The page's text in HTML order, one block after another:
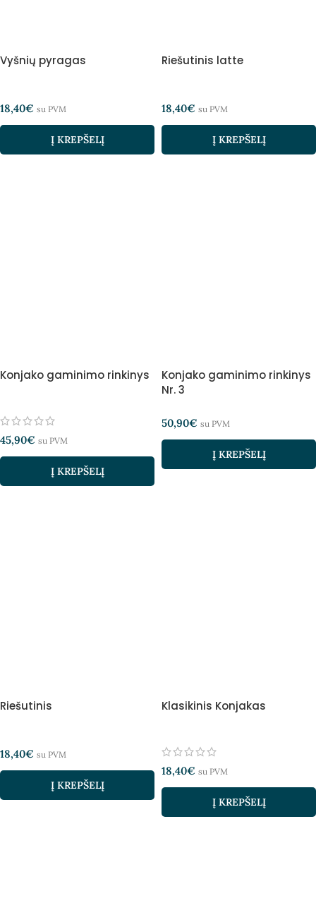
Vyšnių pyragas
18,40€ su PVM
Į KREPŠELĮ
Riešutinis latte
18,40€ su PVM
Į KREPŠELĮ
Konjako gaminimo rinkinys
45,90€ su PVM
Į KREPŠELĮ
Konjako gaminimo rinkinys
Nr. 3
50,90€ su PVM
Į KREPŠELĮ
Riešutinis
18,40€ su PVM
Į KREPŠELĮ
Klasikinis Konjakas
18,40€ su PVM
Į KREPŠELĮ